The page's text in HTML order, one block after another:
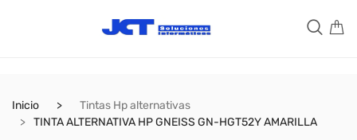
Inicio
Tintas Hp alternativas
TINTA ALTERNATIVA HP GNEISS GN-HGT52Y AMARILLA